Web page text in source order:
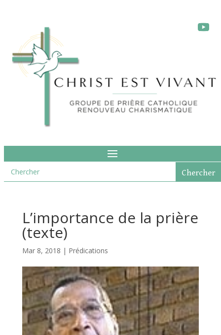
L’importance de la prière
(texte)
Mar 8, 2018 | Prédications